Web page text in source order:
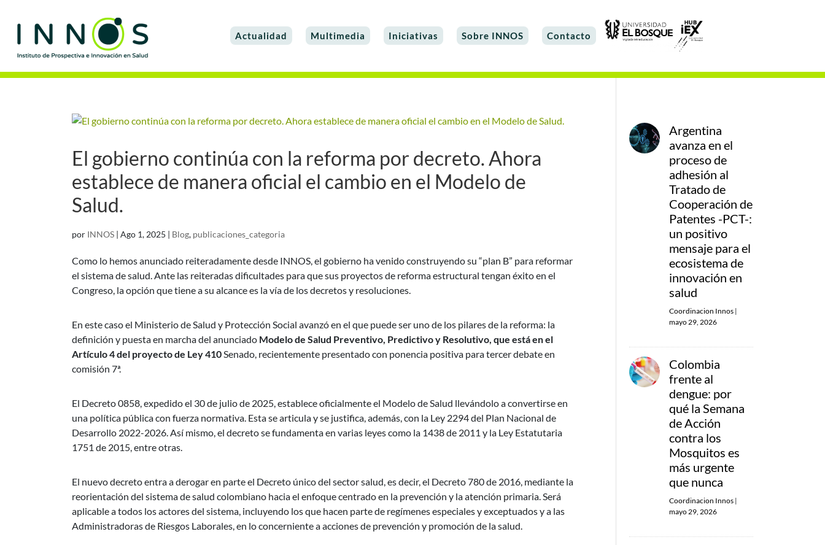
Actualidad Multimedia Iniciativas Sobre INNOS Contacto
El gobierno continúa con la reforma por decreto. Ahora
establece de manera oficial el cambio en el Modelo de
Salud.
por INNOS | Ago 1, 2025 | Blog, publicaciones_categoria
Como lo hemos anunciado reiteradamente desde INNOS, el gobierno ha venido construyendo su “plan B” para reformar
el sistema de salud. Ante las reiteradas dificultades para que sus proyectos de reforma estructural tengan éxito en el
Congreso, la opción que tiene a su alcance es la vía de los decretos y resoluciones.
En este caso el Ministerio de Salud y Protección Social avanzó en el que puede ser uno de los pilares de la reforma: la
definición y puesta en marcha del anunciado Modelo de Salud Preventivo, Predictivo y Resolutivo, que está en el
Artículo 4 del proyecto de Ley 410 Senado, recientemente presentado con ponencia positiva para tercer debate en
comisión 7ª.
El Decreto 0858, expedido el 30 de julio de 2025, establece oficialmente el Modelo de Salud llevándolo a convertirse en
una política pública con fuerza normativa. Esta se articula y se justifica, además, con la Ley 2294 del Plan Nacional de
Desarrollo 2022-2026. Así mismo, el decreto se fundamenta en varias leyes como la 1438 de 2011 y la Ley Estatutaria
1751 de 2015, entre otras.
El nuevo decreto entra a derogar en parte el Decreto único del sector salud, es decir, el Decreto 780 de 2016, mediante la
reorientación del sistema de salud colombiano hacia el enfoque centrado en la prevención y la atención primaria. Será
aplicable a todos los actores del sistema, incluyendo los que hacen parte de regímenes especiales y exceptuados y a las
Administradoras de Riesgos Laborales, en lo concerniente a acciones de prevención y promoción de la salud.
Argentina
avanza en el
proceso de
adhesión al
Tratado de
Cooperación de
Patentes -PCT-:
un positivo
mensaje para el
ecosistema de
innovación en
salud
Coordinacion Innos |
mayo 29, 2026
Colombia
frente al
dengue: por
qué la Semana
de Acción
contra los
Mosquitos es
más urgente
que nunca
Coordinacion Innos |
mayo 29, 2026